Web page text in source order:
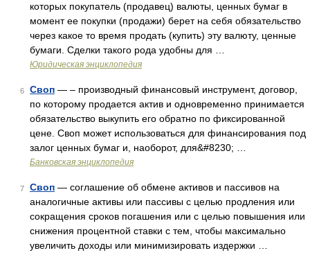
которых покупатель (продавец) валюты, ценных бумаг в
момент ее покупки (продажи) берет на себя обязательство
через какое то время продать (купить) эту валюту, ценные
бумаги. Сделки такого рода удобны для …
Юридическая энциклопедия
6 Своп — – производный финансовый инструмент, договор,
по которому продается актив и одновременно принимается
обязательство выкупить его обратно по фиксированной
цене. Своп может использоваться для финансирования под
залог ценных бумаг и, наоборот, для&#8230; …
Банковская энциклопедия
7 Своп — соглашение об обмене активов и пассивов на
аналогичные активы или пассивы с целью продления или
сокращения сроков погашения или с целью повышения или
снижения процентной ставки с тем, чтобы максимально
увеличить доходы или минимизировать издержки …